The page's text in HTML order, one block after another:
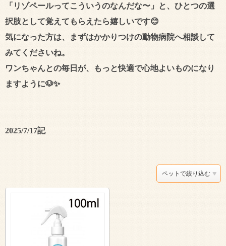
「リゾペールってこういうのなんだな〜」と、ひとつの選
択肢として覚えてもらえたら嬉しいです😊
気になった方は、まずはかかりつけの動物病院へ相談して
みてくださいね。
ワンちゃんとの毎日が、もっと快適で心地よいものになり
ますように🐶✨
2025/7/17記
ペットで絞り込む